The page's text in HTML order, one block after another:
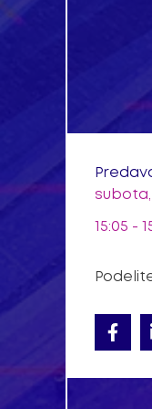
subota,
15:05 -